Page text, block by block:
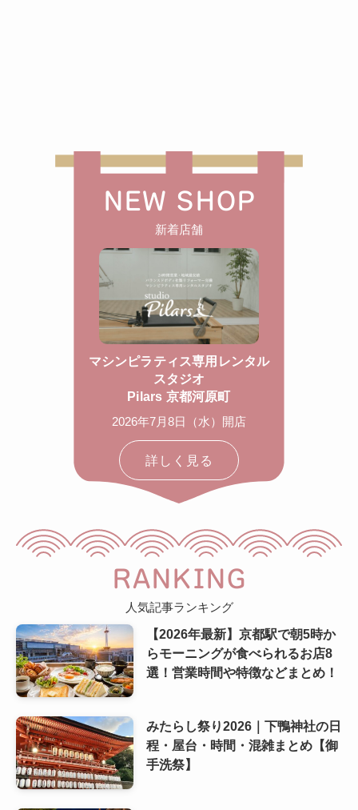
NEW SHOP
新着店舗
マシンピラティス専用レンタル
スタジオ
Pilars 京都河原町
2026年7月8日（水）開店
詳しく見る
RANKING
人気記事ランキング
【2026年最新】京都駅で朝5時か
らモーニングが食べられるお店8
選！営業時間や特徴などまとめ！
みたらし祭り2026｜下鴨神社の日
程・屋台・時間・混雑まとめ【御
手洗祭】